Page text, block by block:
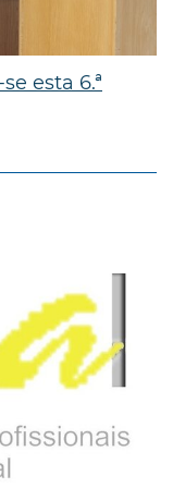
esta 6.ª